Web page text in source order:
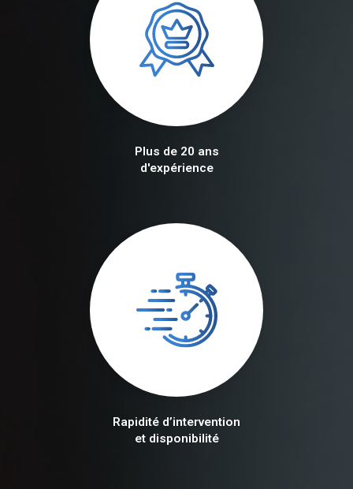
Plus de 20 ans
d'expérience
Rapidité d’intervention
et disponibilité